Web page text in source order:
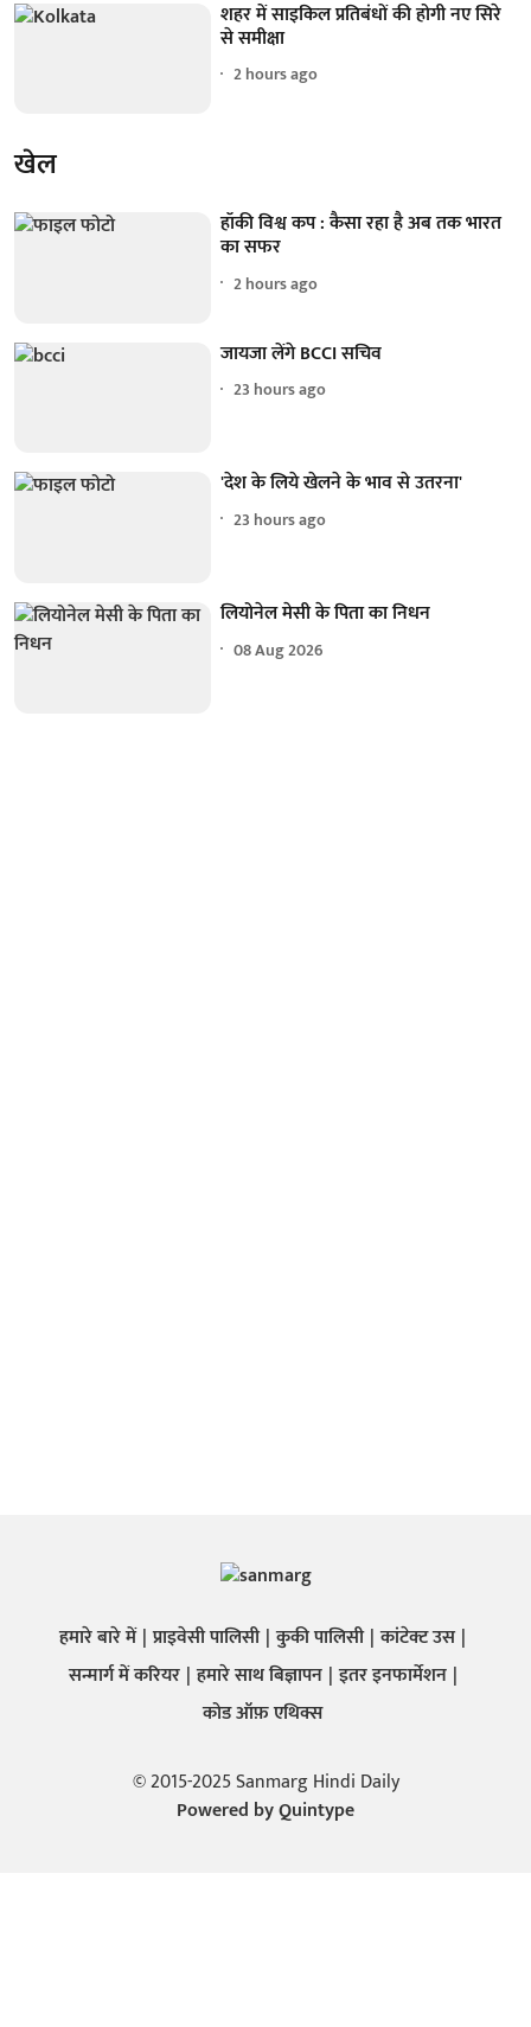
शहर में साइकिल प्रतिबंधों की होगी नए सिरे
से समीक्षा
2 hours ago
खेल
हॉकी विश्व कप : कैसा रहा है अब तक भारत
का सफर
2 hours ago
जायजा लेंगे BCCI सचिव
23 hours ago
'देश के लिये खेलने के भाव से उतरना'
23 hours ago
लियोनेल मेसी के पिता का निधन
08 Aug 2026
हमारे बारे में प्राइवेसी पालिसी कुकी पालिसी कांटेक्ट उस
सन्मार्ग में करियर हमारे साथ बिज्ञापन इतर इनफार्मेशन
कोड ऑफ़ एथिक्स
© 2015-2025 Sanmarg Hindi Daily
Powered byQuintype